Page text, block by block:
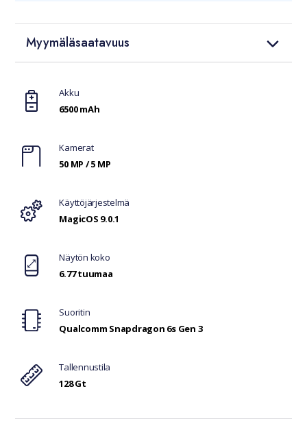
Myymäläsaatavuus
Ominaisuudet
Akku
6500 mAh
Kamerat
50 MP / 5 MP
Käyttöjärjestelmä
MagicOS 9.0.1
Näytön koko
6.77 tuumaa
Suoritin
Qualcomm Snapdragon 6s Gen 3
Tallennustila
128 Gt